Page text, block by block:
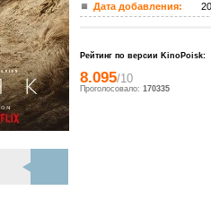
Дата добавления:
Рейтинг по версии KinoPoisk:
8.095/10
Проголосовало: 170335